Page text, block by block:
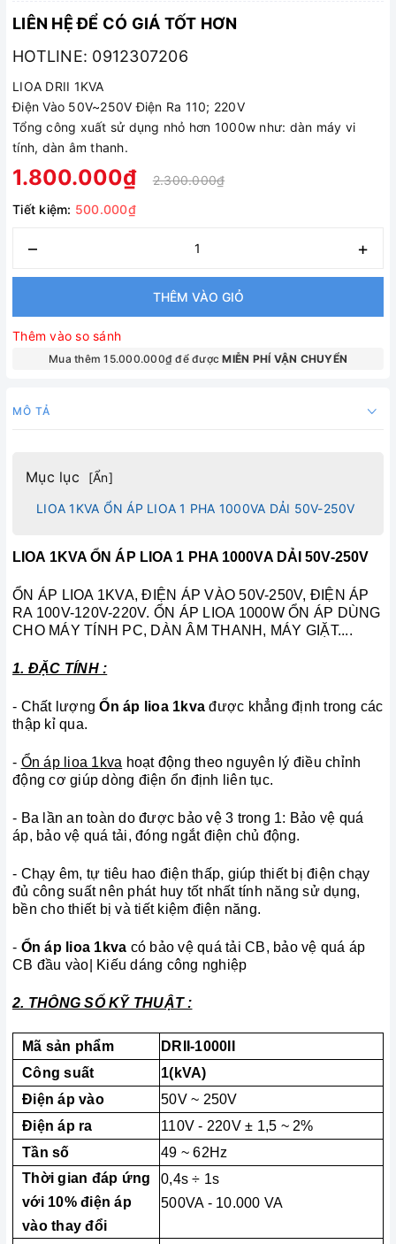
LIÊN HỆ ĐỂ CÓ GIÁ TỐT HƠN
HOTLINE: 0912307206
LIOA DRII 1KVA
Điện Vào 50V~250V Điện Ra 110; 220V
Tổng công xuất sử dụng nhỏ hơn 1000w như: dàn máy vi
tính, dàn âm thanh.
1.800.000₫
2.300.000₫
Tiết kiệm: 500.000₫
– +
THÊM VÀO GIỎ
Thêm vào so sánh
Mua thêm 15.000.000₫ để đượcMIỄN PHÍ VẬN CHUYỂN
MÔ TẢ
Mục lục [Ẩn]
LIOA 1KVA ỔN ÁP LIOA 1 PHA 1000VA DẢI 50V-250V
LIOA 1KVA ỔN ÁP LIOA 1 PHA 1000VA DẢI 50V-250V
ỔN ÁP LIOA 1KVA, ĐIỆN ÁP VÀO 50V-250V, ĐIỆN ÁP
RA 100V-120V-220V. ỔN ÁP LIOA 1000W ỔN ÁP DÙNG
CHO MÁY TÍNH PC, DÀN ÂM THANH, MÁY GIẶT....
1. ĐẶC TÍNH :
- Chất lượngỔn áp lioa 1kva được khẳng định trong các
thập kỉ qua.
- Ổn áp lioa 1kva hoạt động theo nguyên lý điều chỉnh
động cơ giúp dòng điện ổn định liên tục.
- Ba lần an toàn do được bảo vệ 3 trong 1: Bảo vệ quá
áp, bảo vệ quá tải, đóng ngắt điện chủ động.
- Chạy êm, tự tiêu hao điện thấp, giúp thiết bị điện chạy
đủ công suất nên phát huy tốt nhất tính năng sử dụng,
bền cho thiết bị và tiết kiệm điện năng.
- Ổn áp lioa 1kva có bảo vệ quá tải CB, bảo vệ quá áp
CB đầu vào|
Kiếu dáng công nghiệp
2. THÔNG SỐ KỸ THUẬT :
Mã sản phẩm
DRII-1000II
Công suất
1(kVA)
Điện áp vào
50V ~ 250V
Điện áp ra
110V - 220V ± 1,5 ~ 2%
Tần số
49 ~ 62Hz
Thời gian đáp ứng
với 10% điện áp
vào thay đổi
0,4s ÷ 1s
500VA - 10.000 VA